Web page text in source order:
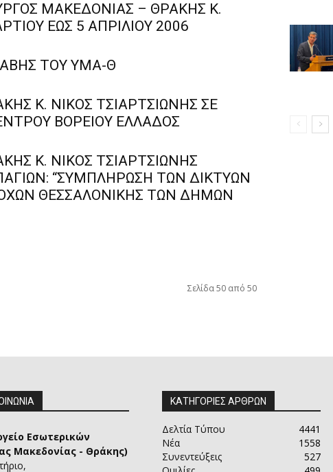
ΜΑΚΕΔΟΝΙΑΣ – ΘΡΑΚΗΣ Κ.
ΕΩΣ 5 ΑΠΡΙΛΙΟΥ 2006
ΤΟΥ ΥΜΑ-Θ
Κ. ΝΙΚΟΣ ΤΣΙΑΡΤΣΙΩΝΗΣ ΣΕ
ΒΟΡΕΙΟΥ ΕΛΛΑΔΟΣ
Κ. ΝΙΚΟΣ ΤΣΙΑΡΤΣΙΩΝΗΣ
“ΣΥΜΠΛΗΡΩΣΗ ΤΩΝ ΔΙΚΤΥΩΝ
ΘΕΣΣΑΛΟΝΙΚΗΣ ΤΩΝ ΔΗΜΩΝ
Σελίδα 50 από 50
Εσωτερικών
Μακεδονίας - Θράκης)
ΚΑΤΗΓΟΡΙΕΣ ΑΡΘΡΩΝ
Δελτία Τύπου
4441
Νέα
1558
Συνεντεύξεις
527